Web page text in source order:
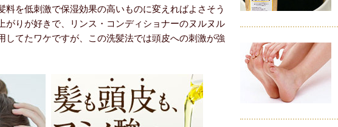
料を低刺激で保湿効果の高いものに変えればよさそう
がりが好きで、リンス・コンディショナーのヌルヌル
てたワケですが、この洗髪法では頭皮への刺激が強